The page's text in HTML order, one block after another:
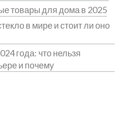
товары для дома в 2025
в мире и стоит ли оно
года: что нельзя
и почему